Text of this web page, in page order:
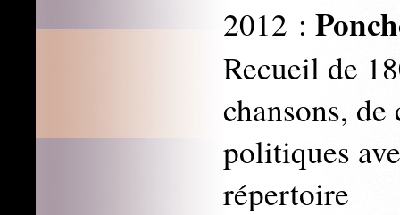
2012 :
Recueil de
chansons,
politiques
répertoire